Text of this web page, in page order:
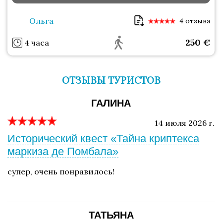
Ольга 4 отзыва
4 часа 250 €
ОТЗЫВЫ ТУРИСТОВ
ГАЛИНА
14 июля 2026 г.
Исторический квест «Тайна криптекса
маркиза де Помбала»
супер, очень понравилось!
ТАТЬЯНА